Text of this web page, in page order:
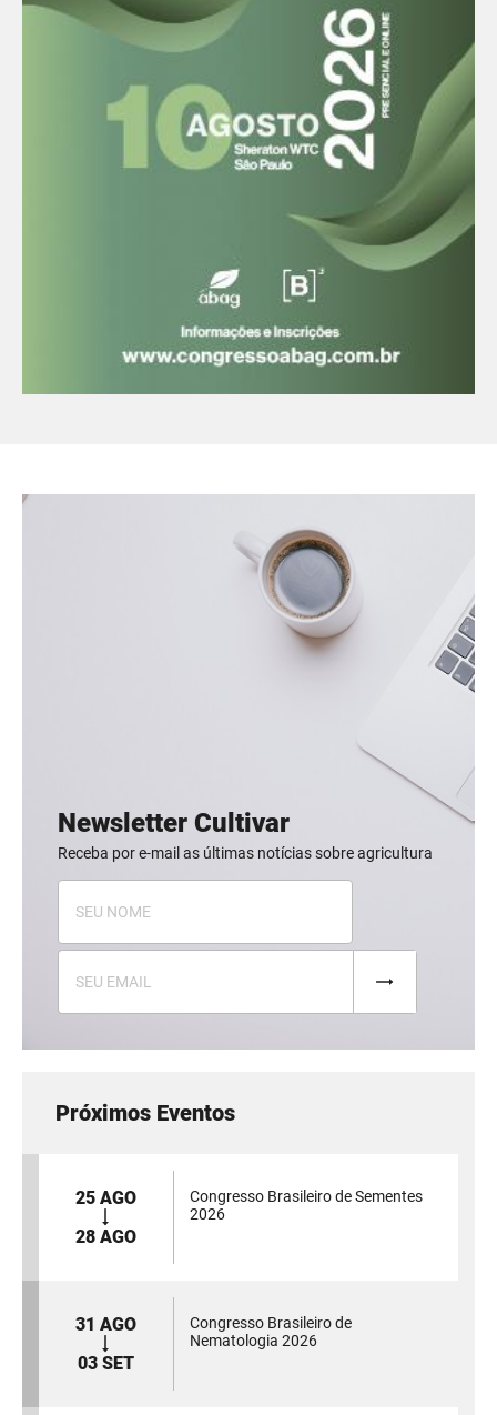
Newsletter Cultivar
Receba por e-mail as últimas notícias sobre agricultura
Próximos Eventos
25 AGO
28 AGO
Congresso Brasileiro de Sementes
2026
31 AGO
03 SET
Congresso Brasileiro de
Nematologia 2026